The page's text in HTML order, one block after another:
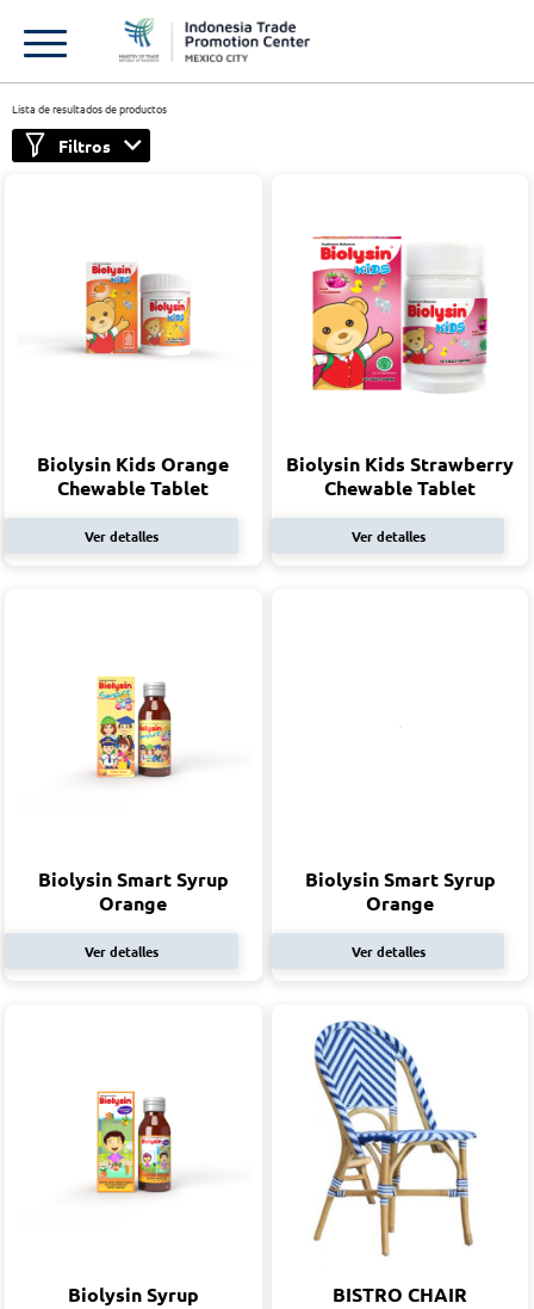
Lista de resultados de productos
Filtros
Biolysin Kids Orange
Chewable Tablet
Ver detalles
Biolysin Kids Strawberry
Chewable Tablet
Ver detalles
Biolysin Smart Syrup
Orange
Ver detalles
Biolysin Smart Syrup
Orange
Ver detalles
Biolysin Syrup BISTRO CHAIR